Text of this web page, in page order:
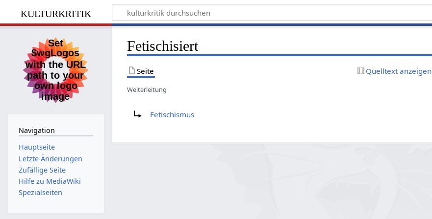
kulturkritik
Fetischisiert
Seite Quelltext anzeigen
Weiterleitung
Fetischismus
Navigation
Hauptseite
Letzte Änderungen
Zufällige Seite
Hilfe zu MediaWiki
Spezialseiten